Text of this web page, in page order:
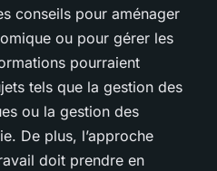
conseils pour aménager
ou pour gérer les
pourraient
tels que la gestion des
ou la gestion des
De plus, l’approche
doit prendre en